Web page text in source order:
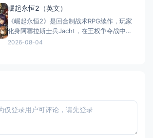
派。死亡即进度，重复游玩价值高。Steam
抢先体验获"特别好评"，Switch版全区中文
支持。
崛起永恒2（英文）
《崛起永恒2》是回合制战术RPG续作，玩家
化身阿塞拉斯士兵Jacht，在王权争夺战中夺
回帝国荣耀。游戏含24个战术关卡与地形优
2026-08-04